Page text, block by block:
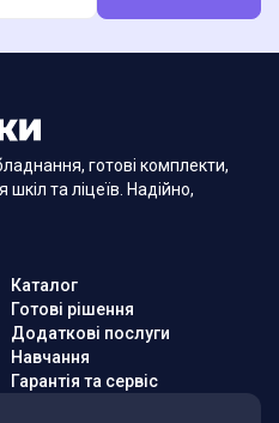
готові комплекти,
та ліцеїв. Надійно,
Каталог
Готові рішення
Додаткові послуги
Навчання
Гарантія та сервіс